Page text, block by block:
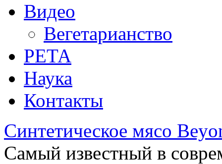
Видео
Вегетарианство
РЕТА
Наука
Контакты
Синтетическое мясо
Самый известный в